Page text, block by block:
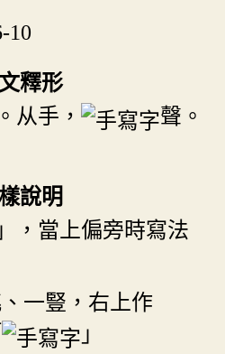
10
釋形
从手，
聲。
說明
」，當上偏旁時寫法
一豎，右上作
」